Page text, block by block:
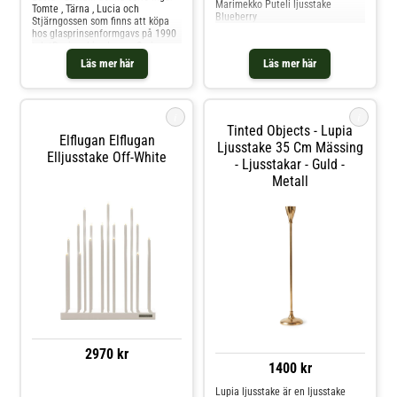
Läs mer här
Tomte , Tärna , Lucia och
Stjärngossen som finns att köpa
hos glasprinsenformgavs på 1990
taletDesign: Lisa LarsonSerien:
Julafton / LuciaTillverkare: K -
Studion Gustavsberg i
SverigeDatering: NyttMått:Höjd 24
cmKondition: Nytt signerad alla
vissa variationer kan finnas
jämfört med bilden dock har
glasprinsen handplockat ett fint
Läs mer här
Marimekko Puteli ljusstake
Blueberry
Elflugan Elflugan
Elljusstake Off-White
2970 kr
Tinted Objects - Lupia
Ljusstake 35 Cm Mässing
- Ljusstakar - Guld -
Metall
1400 kr
Lupia ljusstake är en ljusstake